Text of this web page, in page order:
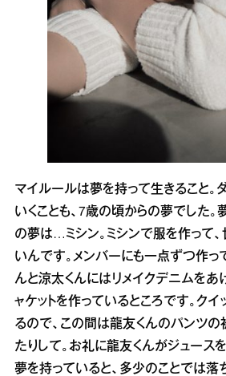
マイルールは夢を持って生きること。
いくことも、7歳の頃からの夢でした。
の夢は…ミシン。ミシンで服を作って
いんです。メンバーにも一点ずつ作っ
んと涼太くんにはリメイクデニムをあ
ャケットを作っているところです。ク
るので、この間は龍友くんのパンツ
たりして。お礼に龍友くんがジュース
夢を持っていると、多少のことでは落